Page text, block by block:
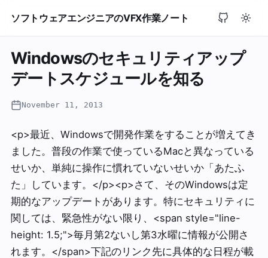
ソフトウェアエンジニアのVFX作業ノート
Windowsのセキュリティアップ
デートスケジュールを知る
November 11, 2013
<p>最近、Windowsで開発作業をすることが増えてき
ました。普段の作業で使っているMacと異なっている
せいか、単純に操作に慣れていないせいか「あたふ
た」しています。</p><p>さて、そのWindowsは定
期的なアップデートがあります。特にセキュリティに
関しては、緊急性がない限り、<span style="line-
height: 1.5;">毎月第2ないし第3水曜に情報が公開さ
れます。</span>下記のリンク先に具体的な日程が載